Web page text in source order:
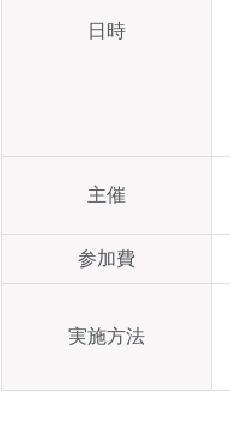
日時
主催
参加費
実施方法